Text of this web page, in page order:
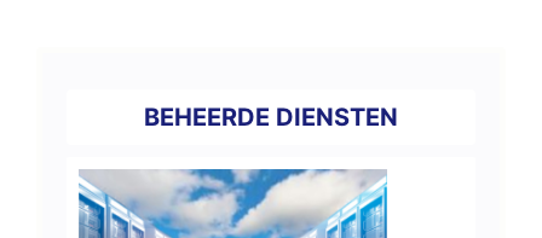
BEHEERDE DIENSTEN